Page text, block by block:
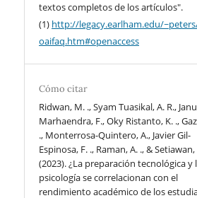
textos completos de los artículos".
(1) http://legacy.earlham.edu/
oaifaq.htm#openaccess
Cómo citar
Ridwan, M. ., Syam Tuasikal, A. R.,
Marhaendra, F., Oky Ristanto, K. .,
., Monterrosa-Quintero, A., Javier Gil-
Espinosa, F. ., Raman, A. ., & Setiawan,
(2023). ¿La preparación tecnológica y
psicología se correlacionan con el
rendimiento académico de los